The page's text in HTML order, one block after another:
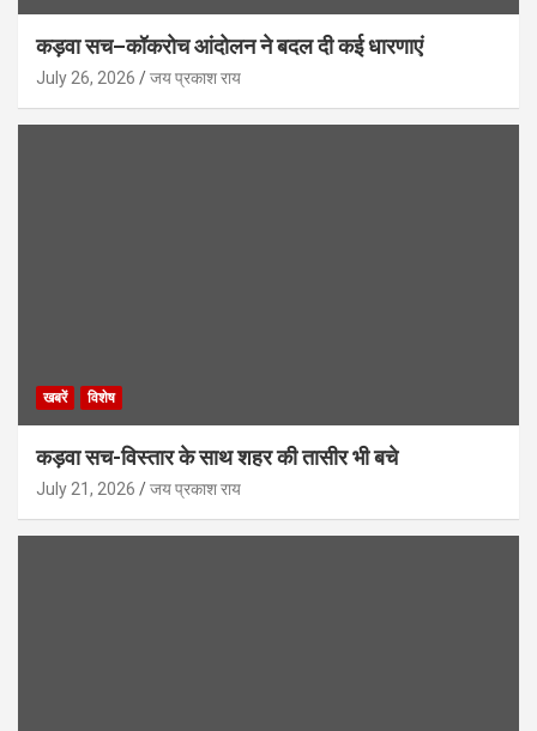
कड़वा सच–कॉकरोच आंदोलन ने बदल दी कई धारणाएं
July 26, 2026 जय प्रकाश राय
खबरें विशेष
कड़वा सच-विस्तार के साथ शहर की तासीर भी बचे
July 21, 2026 जय प्रकाश राय